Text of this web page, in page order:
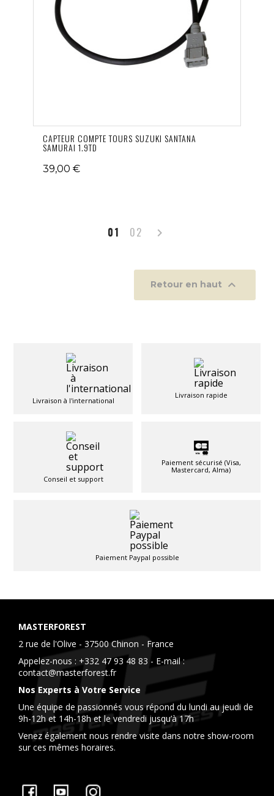
CAPTEUR COMPTE TOURS SUZUKI SANTANA
SAMURAI 1.9TD
39,00 €
01 02 Suivant

Retour en haut 
Livraison à l'international
Livraison rapide
Conseil et support
Paiement sécurisé (Visa,
Mastercard, Alma)
Paiement Paypal possible
MASTERFOREST
2 rue de l'Olive - 37500 Chinon - France
Appelez-nous : +332 47 93 48 83 - E-mail :
contact@masterforest.fr
Nos Experts à Votre Service
Une équipe de passionnés vous répond du lundi au jeudi de
9h-12h et 14h-18h et le vendredi jusqu’à 17h
Venez également nous rendre visite dans notre show-room
sur ces mêmes horaires.
Facebook YouTube